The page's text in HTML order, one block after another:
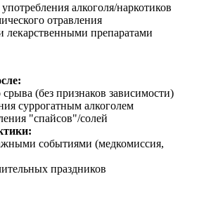
алкоголя/наркотиков
отравления
лекарственными препаратами
срыва (без признаков зависимости)
суррогатным алкоголем
"спайсов"/солей
событиями (медкомиссия,
праздников